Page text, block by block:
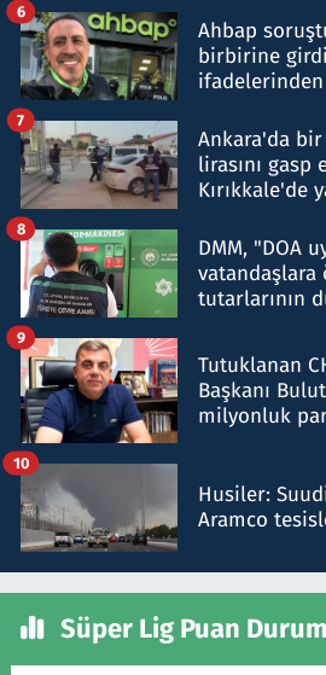
Ahbap
birbirine
6
Ankara'da
lirasını
Kırıkkale'de
7
DMM, "DOA
vatandaşlara
tutarlarının
8
Tutuklanan
Başkanı
milyonluk
9
Husiler:
Aramco
10
Süper Lig Puan